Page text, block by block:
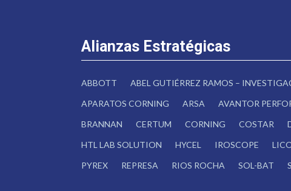
Alianzas Estratégicas
ABBOTT ABEL GUTIÉRREZ RAMOS –
APARATOS CORNING
ARSA AVANTOR
BRANNAN
CERTUM CORNING COSTAR
HTL LAB SOLUTION
HYCEL IROSCOPE
PYREX
REPRESA RIOS ROCHA SOL-BAT